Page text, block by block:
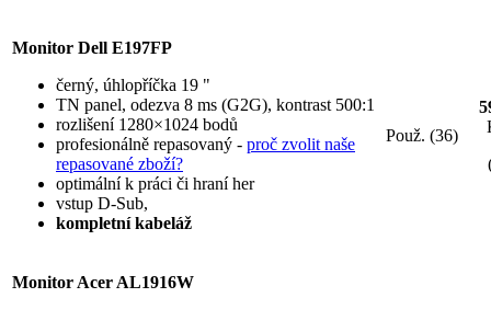
Monitor Dell E197FP
černý, úhlopříčka 19 "
TN panel, odezva 8 ms (G2G), kontrast 500:1
rozlišení 1280×1024 bodů
profesionálně repasovaný - proč zvolit naše
repasované zboží?
optimální k práci či hraní her
vstup D-Sub,
kompletní kabeláž
Použ. (36)
Monitor Acer AL1916W